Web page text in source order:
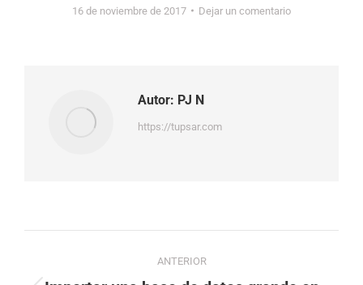
16 de noviembre de 2017
Dejar un comentario
Autor: PJ N
https://tupsar.com
ANTERIOR